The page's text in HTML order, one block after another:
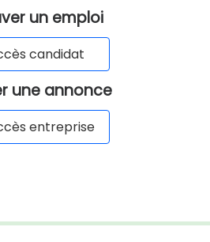
un emploi
candidat
une annonce
entreprise